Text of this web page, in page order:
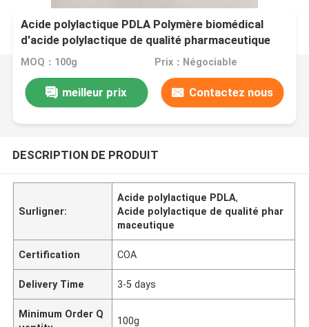
Acide polylactique PDLA Polymère biomédical
d'acide polylactique de qualité pharmaceutique
MOQ：100g Prix：Négociable
meilleur prix Contactez nous
DESCRIPTION DE PRODUIT
Surligner:
Acide polylactique PDLA,
Acide polylactique de qualité phar
maceutique
Certification COA
Delivery Time 3-5 days
Minimum Order Q
100g